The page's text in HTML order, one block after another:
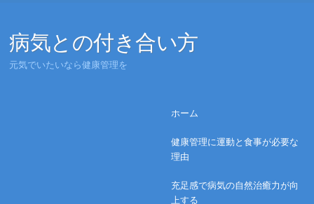
病気との付き合い方
元気でいたいなら健康管理を
Skip to content
ホーム
健康管理に運動と食事が必要な
理由
充足感で病気の自然治癒力が向
上する